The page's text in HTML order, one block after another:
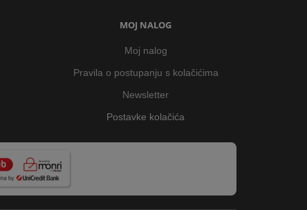
MOJ NALOG
Moj nalog
Pravila o postupanju s kolačićima
Newsletter
Postavke kolačića